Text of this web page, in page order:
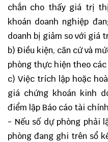
chắn cho thấy giá trị
khoán doanh nghiệp
doanh bị giảm so với giá
b) Điều kiện, căn cứ và
phòng thực hiện theo
c) Việc trích lập hoặc
giá chứng khoán kinh
điểm lập Báo cáo tài
- Nếu số dự phòng phải
phòng đang ghi trên sổ